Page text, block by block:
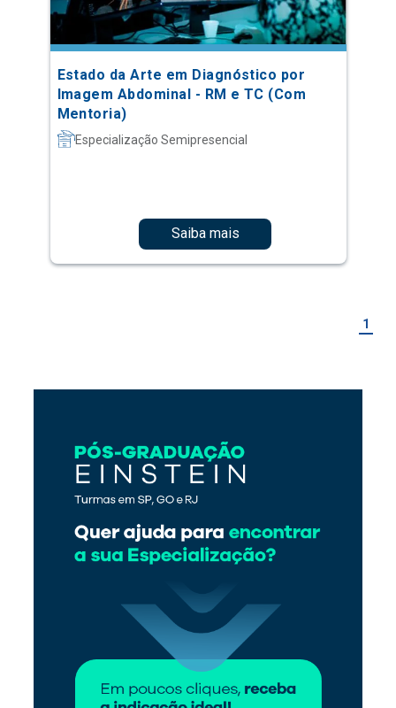
Estado da Arte em Diagnóstico por
Imagem Abdominal - RM e TC (Com
Mentoria)
Especialização Semipresencial
Saiba mais
1